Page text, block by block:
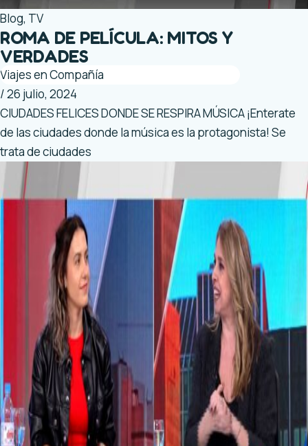
Blog, TV
ROMA DE PELÍCULA: MITOS Y
VERDADES
Viajes en Compañía
/26 julio, 2024
CIUDADES FELICES DONDE SE RESPIRA MÚSICA ¡Enterate
de las ciudades donde la música es la protagonista! Se
trata de ciudades